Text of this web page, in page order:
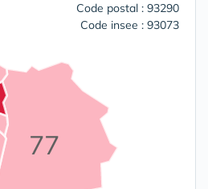
Code postal : 93290
Code insee : 93073
77